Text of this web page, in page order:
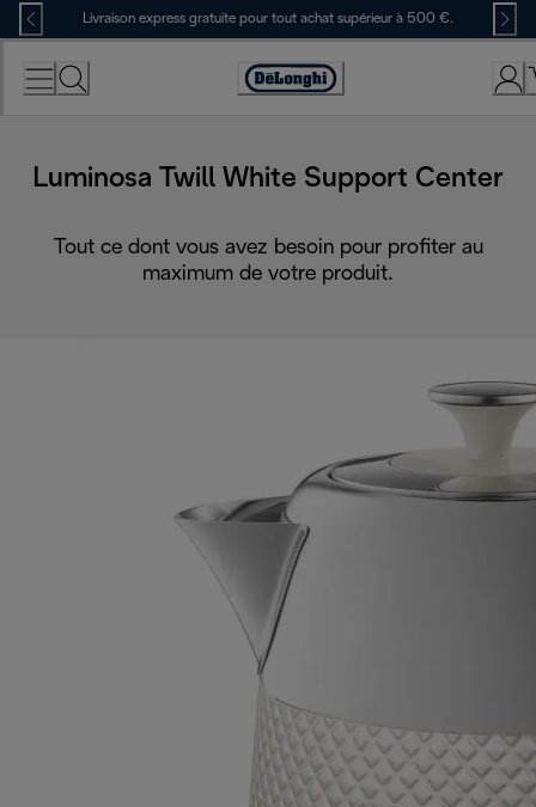
Skip
to
Content
Livraison express gratuite pour tout achat supérieur à 500 €.
Déclaration
Luminosa Twill White Support Center
Tout ce dont vous avez besoin pour profiter au
maximum de votre produit.